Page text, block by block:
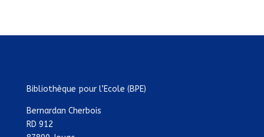
Bibliothèque pour l’Ecole (BPE)
Bernardan Cherbois
RD 912